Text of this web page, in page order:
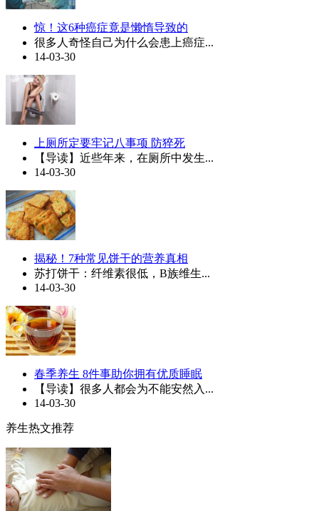
惊！这6种癌症竟是懒惰导致的
很多人奇怪自己为什么会患上癌症...
14-03-30
上厕所定要牢记八事项 防猝死
【导读】近些年来，在厕所中发生...
14-03-30
揭秘！7种常见饼干的营养真相
苏打饼干：纤维素很低，B族维生...
14-03-30
春季养生 8件事助你拥有优质睡眠
【导读】很多人都会为不能安然入...
14-03-30
养生热文推荐